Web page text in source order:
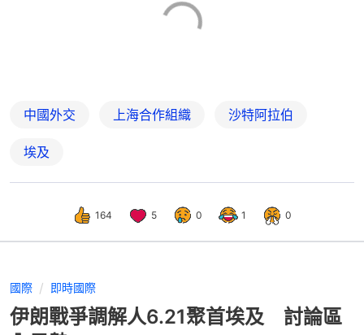
中國外交 上海合作組織 沙特阿拉伯
埃及
164 5 0 1 0
國際 即時國際
伊朗戰爭調解人6.21聚首埃及 討論區